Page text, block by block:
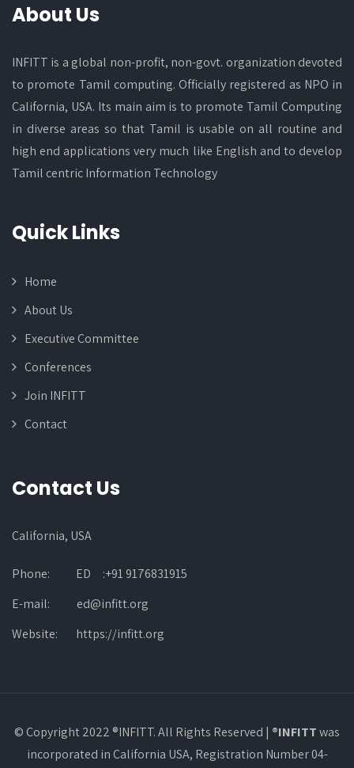
About Us
INFITT is a global non-profit, non-govt. organization devoted
to promote Tamil computing. Officially registered as NPO in
California, USA. Its main aim is to promote Tamil Computing
in diverse areas so that Tamil is usable on all routine and
high end applications very much like English and to develop
Tamil centric Information Technology
Quick Links
Home
About Us
Executive Committee
Conferences
Join INFITT
Contact
Contact Us
California, USA
Phone:
ED :+91 9176831915
E-mail:
ed@infitt.org
Website:
https://infitt.org
© Copyright 2022 ®INFITT. All Rights Reserved | ®INFITTwas
incorporated in California USA, Registration Number 04-